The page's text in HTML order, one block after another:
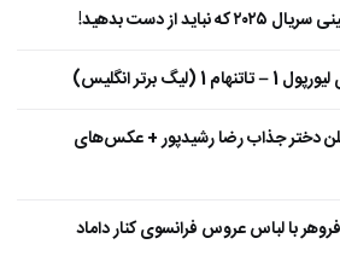
1 (لیگ برتر انگلیس)
دختر جذاب رضا رشیدپور + عکس‌های
با لباس عروس فرانسوی کنار داماد